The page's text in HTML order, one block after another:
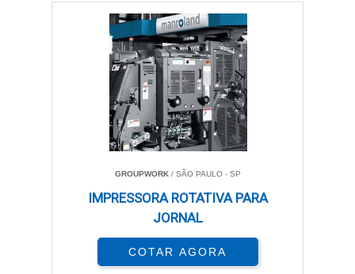
GROUPWORK/ SÃO PAULO - SP
IMPRESSORA ROTATIVA PARA
JORNAL
COTAR AGORA